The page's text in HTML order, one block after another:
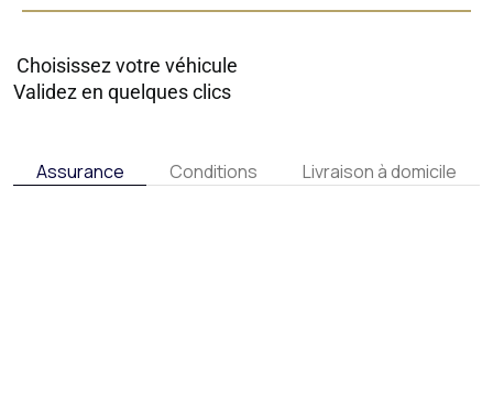
Choisissez votre véhicule
Validez en quelques clics
Assurance Conditions Livraison à domicile